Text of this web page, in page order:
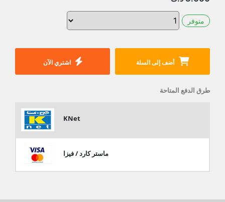
متوفر
أضف إلى السلة اشتري الآن
طرق الدفع المتاحة
KNet
ماستر كارد / فيزا